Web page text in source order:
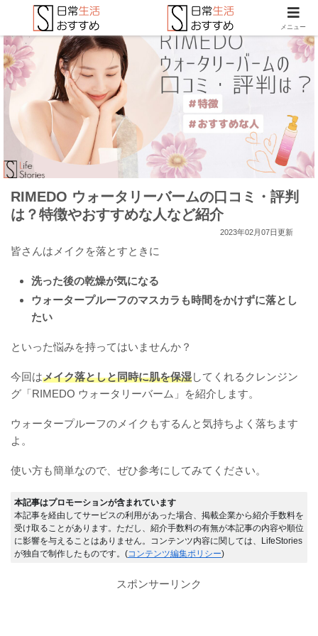
RIMEDO ウォータリーバームの口コミ・評判
は？特徴やおすすめな人など紹介
2023年02月07日更新
皆さんはメイクを落とすときに
洗った後の乾燥が気になる
ウォータープルーフのマスカラも時間をかけずに落とし
たい
といった悩みを持ってはいませんか？
今回はメイク落としと同時に肌を保湿してくれるクレンジン
グ「RIMEDO ウォータリーバーム」を紹介します。
ウォータープルーフのメイクもするんと気持ちよく落ちます
よ。
使い方も簡単なので、ぜひ参考にしてみてください。
本記事はプロモーションが含まれています
本記事を経由してサービスの利用があった場合、掲載企業から紹介手数料を
受け取ることがあります。ただし、紹介手数料の有無が本記事の内容や順位
に影響を与えることはありません。コンテンツ内容に関しては、LifeStories
が独自で制作したものです。(コンテンツ編集ポリシー)
スポンサーリンク
メニュー